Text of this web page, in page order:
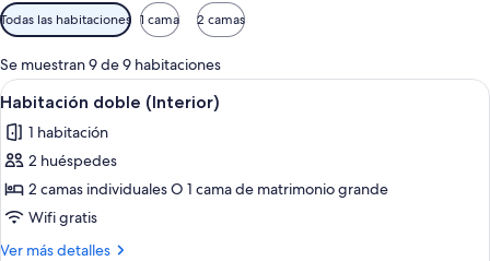
Filtros
disponibles
para
las
habitaciones
Todas las habitaciones 1 cama 2 camas
Se muestran 9 de 9 habitaciones
Abrir
todas
las
fotos
de
Habitación
doble
Un dormitorio con cama, mesitas de
7
Habitación doble (Interior)
1 habitación
2 huéspedes
2 camas individuales O 1 cama de matrimonio grande
Wifi gratis
Ver más detalles
Más